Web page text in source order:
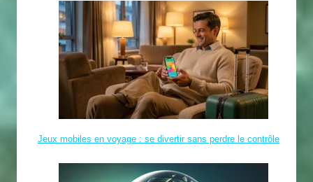
Jeux mobiles en voyage : se divertir sans perdre le contrôle